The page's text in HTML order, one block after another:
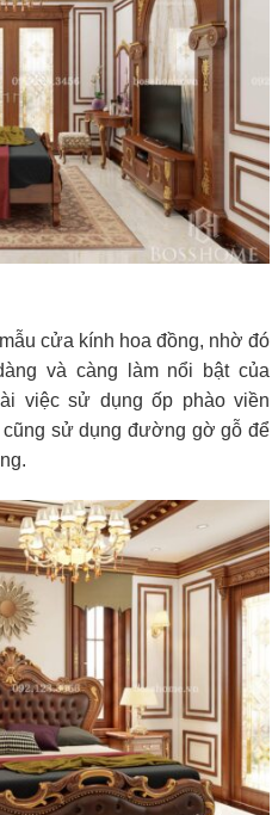
cửa kính hoa đồng, nhờ đó
và càng làm nổi bật của
việc sử dụng ốp phào viền
sử dụng đường gờ gỗ để